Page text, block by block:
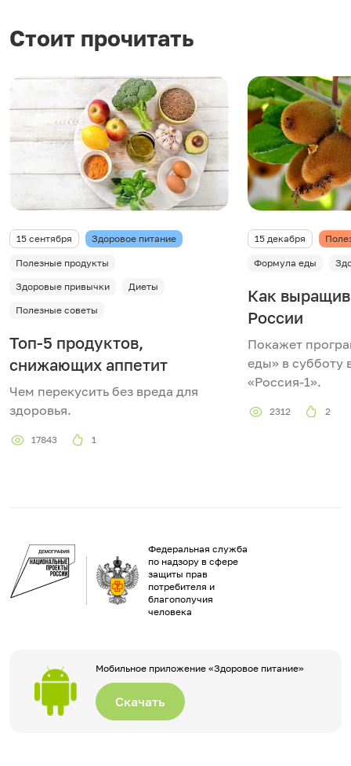
Стоит прочитать
15 сентября Здоровое питание
Полезные продукты
Здоровые привычки
Диеты
Полезные советы
Топ-5 продуктов,
снижающих аппетит
Чем перекусить без вреда для
здоровья.
17843 1
15 декабря
Формула еды
Как
России
Покажет
еды» в субботу
«Россия-1».
2312 2
Федеральная служба
по надзору в сфере
защиты прав
потребителя и
благополучия
человека
Мобильное приложение «Здоровое питание»
Скачать